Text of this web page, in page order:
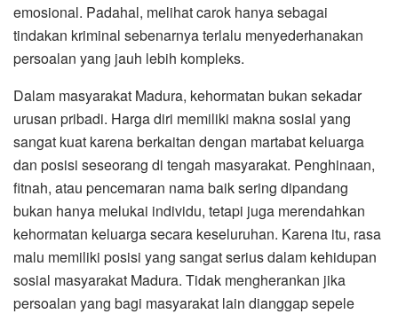
emosional. Padahal, melihat carok hanya sebagai
tindakan kriminal sebenarnya terlalu menyederhanakan
persoalan yang jauh lebih kompleks.
Dalam masyarakat Madura, kehormatan bukan sekadar
urusan pribadi. Harga diri memiliki makna sosial yang
sangat kuat karena berkaitan dengan martabat keluarga
dan posisi seseorang di tengah masyarakat. Penghinaan,
fitnah, atau pencemaran nama baik sering dipandang
bukan hanya melukai individu, tetapi juga merendahkan
kehormatan keluarga secara keseluruhan. Karena itu, rasa
malu memiliki posisi yang sangat serius dalam kehidupan
sosial masyarakat Madura. Tidak mengherankan jika
persoalan yang bagi masyarakat lain dianggap sepele